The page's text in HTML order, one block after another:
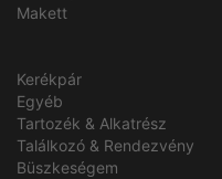
Makett
Kerékpár
Egyéb
Tartozék & Alkatrész
Találkozó & Rendezvény
Büszkeségem